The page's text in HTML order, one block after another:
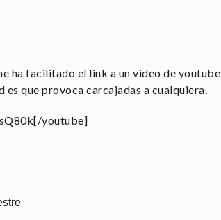
ha facilitado el link a un video de
es que provoca carcajadas a cualquiera.
youtube]